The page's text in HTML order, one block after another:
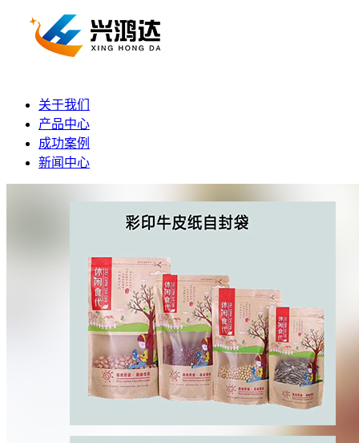
关于我们
产品中心
成功案例
新闻中心